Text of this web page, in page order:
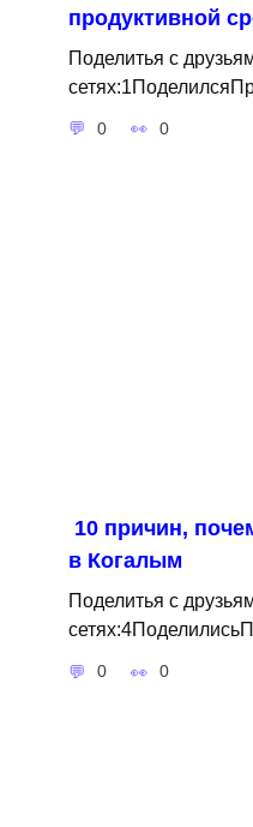
продуктивной
Поделитья с
0 0
10 причин,
в Когалым
Поделитья с
0 0